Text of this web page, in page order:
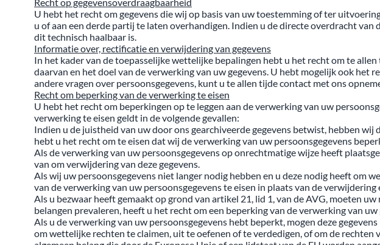
U hebt het recht om gegevens die wij op basis van uw toestemming of ter
u of aan een derde partij te laten overhandigen. Indien u de directe overdracht
dit technisch haalbaar is.
Informatie over, rectificatie en verwijdering van gegevens
In het kader van de toepasselijke wettelijke bepalingen hebt u het recht om te
daarvan en het doel van de verwerking van uw gegevens. U hebt mogelijk ook
andere vragen over persoonsgegevens, kunt u te allen tijde contact met ons
Recht om beperking van de verwerking te eisen
U hebt het recht om beperkingen op te leggen aan de verwerking van uw
verwerking te eisen geldt in de volgende gevallen:
Indien u de juistheid van uw door ons gearchiveerde gegevens betwist, hebben
hebt u het recht om te eisen dat wij de verwerking van uw persoonsgegevens
Als de verwerking van uw persoonsgegevens op onrechtmatige wijze heeft
van om verwijdering van deze gegevens.
Als wij uw persoonsgegevens niet langer nodig hebben en u deze nodig heeft om
van de verwerking van uw persoonsgegevens te eisen in plaats van de verwijdering
Als u bezwaar heeft gemaakt op grond van artikel 21, lid 1, van de AVG, moeten
belangen prevaleren, heeft u het recht om een beperking van de verwerking van
Als u de verwerking van uw persoonsgegevens hebt beperkt, mogen deze
om wettelijke rechten te claimen, uit te oefenen of te verdedigen, of om de